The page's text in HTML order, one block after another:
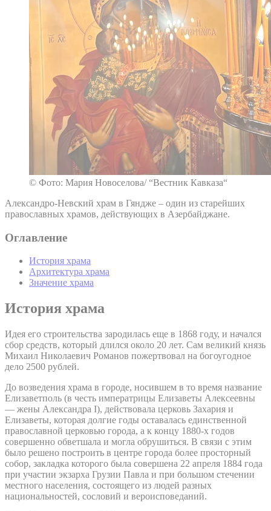
© Фото: Мария Новоселова/ “Вестник Кавказа“
Александро-Невский храм в Гяндже – один из старейших
православных храмов, действующих в Азербайджане.
Оглавление
История храма
Архитектура храма
Значение храма
История храма
Идея его строительства зародилась еще в 1868 году, и начался
сбор средств, который длился около 20 лет. Сам великий князь
Михаил Николаевич Романов пожертвовал на богоугодное
дело 2500 рублей.
До возведения храма в городе, носившем в то время название
Елизаветполь (в честь императрицы Елизаветы Алексеевны
— жены Александра I), действовала церковь Захария и
Елизаветы, которая долгие годы оставалась единственной
православной церковью города, а к концу 1880-х годов
совершенно обветшала и могла обрушиться. В связи с этим
было решено построить в центре города более просторный
собор, закладка которого была совершена 22 апреля 1884 года
при участии экзарха Грузии Павла и при большом стечении
местного населения, состоящего из людей разных
национальностей, сословий и вероисповеданий.